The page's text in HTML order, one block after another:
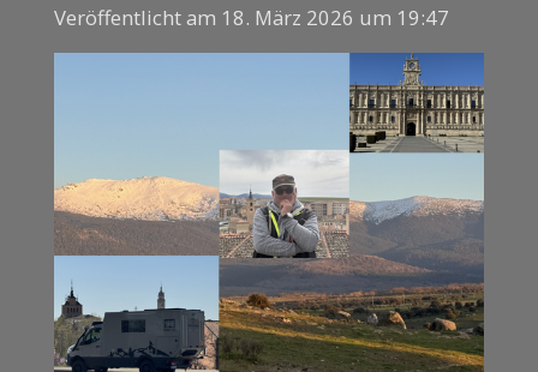
Veröffentlicht am 18. März 2026 um 19:47